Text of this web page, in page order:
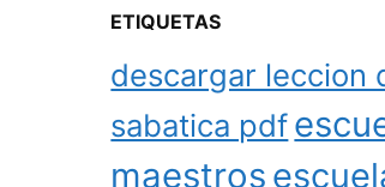
ETIQUETAS
descargar leccion
sabatica pdf
maestros